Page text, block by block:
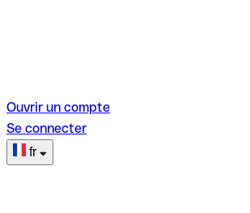
Ouvrir un compte
Se connecter
fr